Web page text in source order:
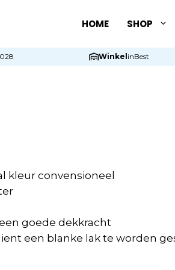
HOME SHOP
Winkel inBest
kleur convensioneel
goede dekkracht
een blanke lak te worden